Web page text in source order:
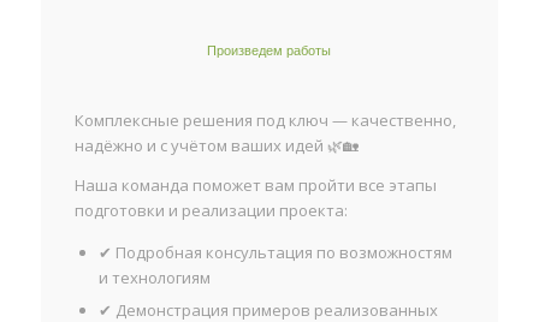
Произведем работы
Комплексные решения под ключ — качественно,
надёжно и с учётом ваших идей 🌿🏡
Наша команда поможет вам пройти все этапы
подготовки и реализации проекта:
✔ Подробная консультация по возможностям
и технологиям
✔ Демонстрация примеров реализованных